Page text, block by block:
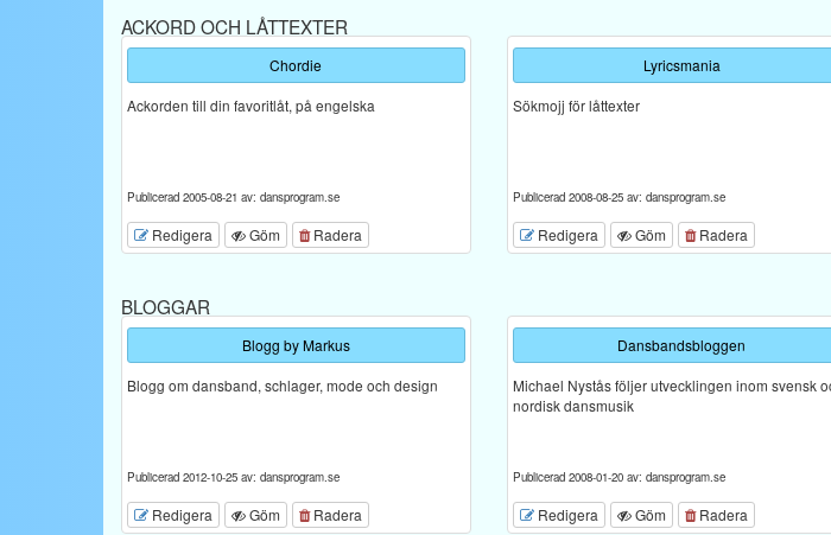
ACKORD OCH LÅTTEXTER
Chordie
Ackorden till din favoritlåt, på engelska
Publicerad 2005-08-21 av: dansprogram.se
Redigera Göm Radera
Lyricsmania
Sökmojj för låttexter
Publicerad 2008-08-25 av: dansprogram.se
Redigera Göm Radera
BLOGGAR
Blogg by Markus
Blogg om dansband, schlager, mode och design
Publicerad 2012-10-25 av: dansprogram.se
Redigera Göm Radera
Dansbandsbloggen
Michael Nystås följer utvecklingen inom svensk
nordisk dansmusik
Publicerad 2008-01-20 av: dansprogram.se
Redigera Göm Radera